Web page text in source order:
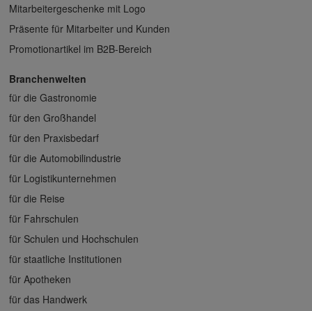
Mitarbeitergeschenke mit Logo
Präsente für Mitarbeiter und Kunden
Promotionartikel im B2B-Bereich
Branchenwelten
für die Gastronomie
für den Großhandel
für den Praxisbedarf
für die Automobilindustrie
für Logistikunternehmen
für die Reise
für Fahrschulen
für Schulen und Hochschulen
für staatliche Institutionen
für Apotheken
für das Handwerk